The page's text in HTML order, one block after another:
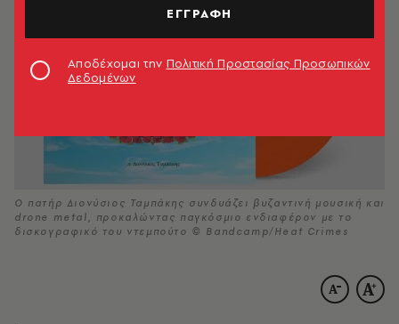
Ο πατήρ Διονύσιος Ταμπάκης συνδυάζει βυζαντινή μουσική και
drone metal, προκαλώντας παγκόσμιο ενδιαφέρον με το
δισκογραφικό του ντεμπούτο © Bandcamp/Heat Crimes
ΕΓΓΡΑΦΗ
Αποδέχομαι την Πολιτική Προστασίας Προσωπικών
Δεδομένων